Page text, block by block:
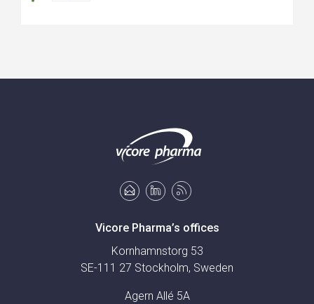
Vicore Pharma’s offices
Kornhamnstorg 53
SE-111 27 Stockholm, Sweden
Agern Allé 5A